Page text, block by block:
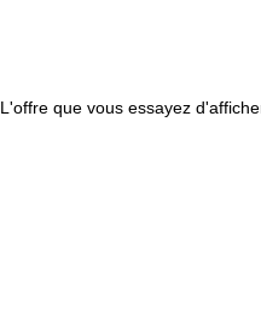
L'offre que vous essayez